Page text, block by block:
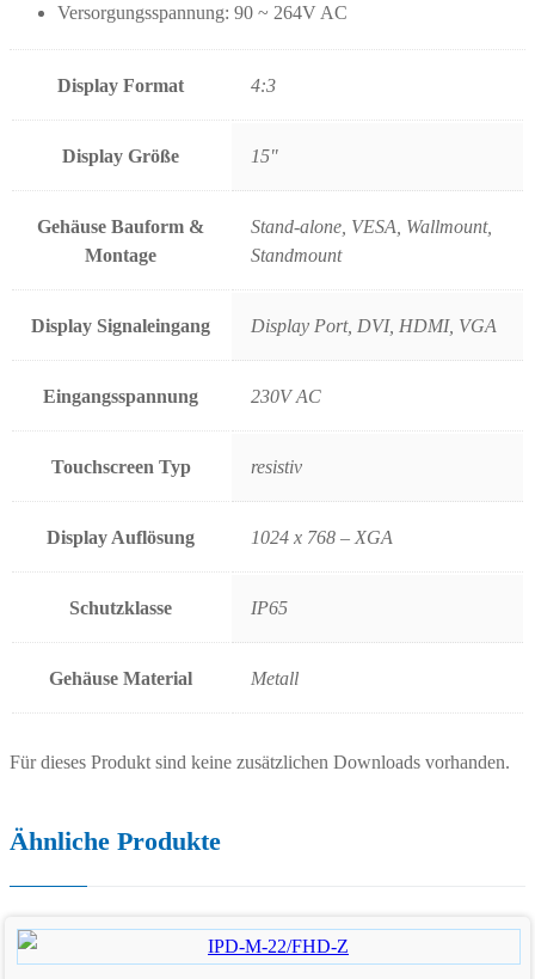
Versorgungsspannung: 90 ~ 264V AC
Display Format 4:3
Display Größe 15"
Gehäuse Bauform &
Montage
Stand-alone, VESA, Wallmount,
Standmount
Display Signaleingang Display Port, DVI, HDMI, VGA
Eingangsspannung 230V AC
Touchscreen Typ resistiv
Display Auflösung 1024 x 768 – XGA
Schutzklasse IP65
Gehäuse Material Metall
Für dieses Produkt sind keine zusätzlichen Downloads vorhanden.
Ähnliche Produkte